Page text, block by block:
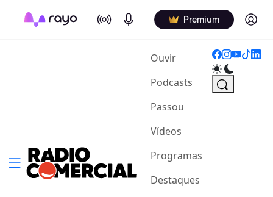
On Air Podcasts Premium Log in
Ouvir(current)
Podcasts
Passou
Vídeos
Programas
Destaques